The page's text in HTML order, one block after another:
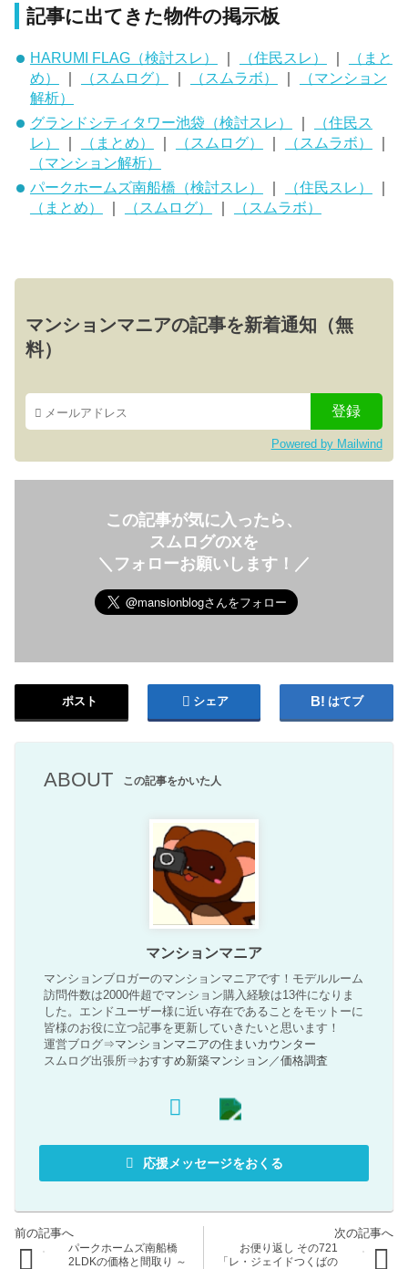
記事に出てきた物件の掲示板
HARUMI FLAG（検討スレ） ｜ （住民スレ） ｜
（まと
め）
｜ （スムログ） ｜ （スムラボ） ｜
（マンション
解析）
グランドシティタワー池袋（検討スレ）
｜
（住民ス
レ）
｜ （まとめ） ｜ （スムログ） ｜ （スムラボ）
｜
（マンション解析）
パークホームズ南船橋（検討スレ）
｜ （住民スレ）
｜
（まとめ）
｜ （スムログ） ｜ （スムラボ）
マンションマニアの記事を新着通知（無
料）
Powered by Mailwind
この記事が気に入ったら、
スムログのXを
＼フォローお願いします！／
ポスト シェア はてブ
ABOUT この記事をかいた人
マンションマニア
マンションブロガーのマンションマニアです！モデルルーム
訪問件数は2000件超でマンション購入経験は13件になりま
した。エンドユーザー様に近い存在であることをモットーに
皆様のお役に立つ記事を更新していきたいと思います！
運営ブログ⇒マンションマニアの住まいカウンター
スムログ出張所⇒おすすめ新築マンション ／価格調査
応援メッセージをおくる
パークホームズ南船橋
2LDKの価格と間取り ～
お便り返し その721
「レ・ジェイドつくばの